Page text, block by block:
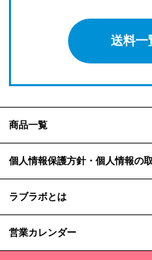
送料一
商品一覧
個人情報保護方針・個人情報の
ラブラボとは
営業カレンダー